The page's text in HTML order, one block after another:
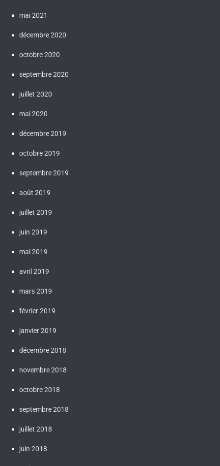
mai 2021
décembre 2020
octobre 2020
septembre 2020
juillet 2020
mai 2020
décembre 2019
octobre 2019
septembre 2019
août 2019
juillet 2019
juin 2019
mai 2019
avril 2019
mars 2019
février 2019
janvier 2019
décembre 2018
novembre 2018
octobre 2018
septembre 2018
juillet 2018
juin 2018